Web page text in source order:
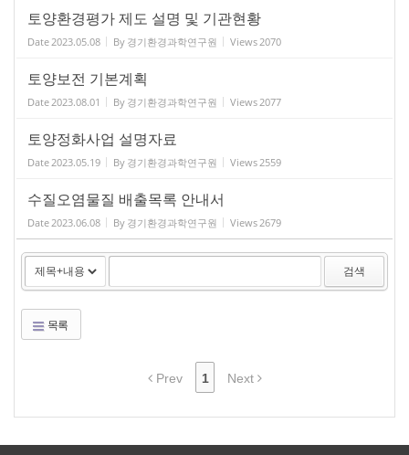
토양환경평가 제도 설명 및 기관현황
Date2023.05.08 By 경기환경과학연구원 Views2070
토양보전 기본계획
Date2023.08.01 By 경기환경과학연구원 Views2077
토양정화사업 설명자료
Date2023.05.19 By 경기환경과학연구원 Views2559
수질오염물질 배출목록 안내서
Date2023.06.08 By 경기환경과학연구원 Views2679
검색
목록
Prev 1 Next